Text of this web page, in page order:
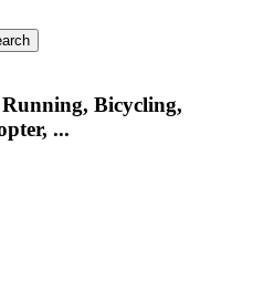
Bicycling,
...